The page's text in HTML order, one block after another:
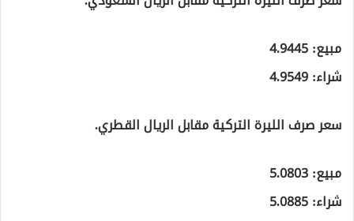
مبيع: 4.9445
شراء: 4.9549
سعر صرف الليرة التركية مقابل الريال القطري.
مبيع: 5.0803
شراء: 5.0885